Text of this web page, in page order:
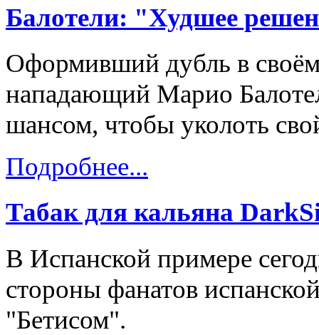
Балотели: "Худшее
Оформивший дубль в
нападающий Марио
шансом, чтобы уколоть
Подробнее...
Табак для кальяна
В Испанской примере
стороны фанатов
"Бетисом".